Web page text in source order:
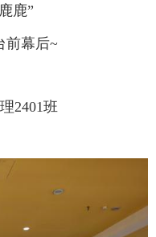
鹿”
前幕后~
2401班